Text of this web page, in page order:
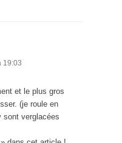
19:03
et le plus gros
(je roule en
sont verglacées